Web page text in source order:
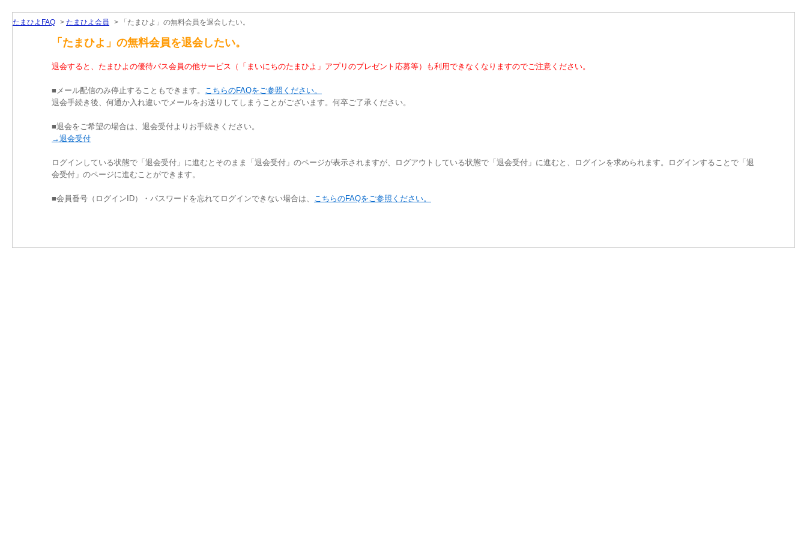
たまひよFAQ > たまひよ会員 > 「たまひよ」の無料会員を退会したい。
「たまひよ」の無料会員を退会したい。
退会すると、たまひよの優待パス会員の他サービス（「まいにちのたまひよ」アプリのプレゼント応募等）も利用できなくなりますのでご注意ください。
■メール配信のみ停止することもできます。 こちらのFAQをご参照ください。
退会手続き後、何通か入れ違いでメールをお送りしてしまうことがございます。何卒ご了承ください。
■退会をご希望の場合は、退会受付よりお手続きください。
→退会受付
ログインしている状態で「退会受付」に進むとそのまま「退会受付」のページが表示されますが、ログアウトしている状態で「退会受付」に進むと、ログインを求められます。ログインすることで「退
会受付」のページに進むことができます。
■会員番号（ログインID）・パスワードを忘れてログインできない場合は、 こちらのFAQをご参照ください。